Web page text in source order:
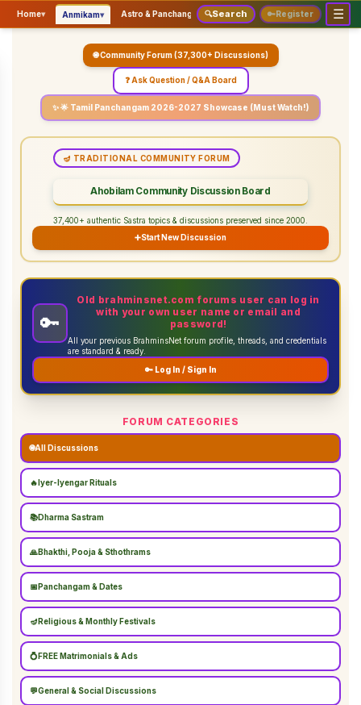
Home▾ Anmikam▾ Astro & Panchangam▾ Vaidhikam & Sastram▾
🔍Search 🔑Register ☰
🌐 Community Forum (37,300+ Discussions)
❓ Ask Question / Q&A Board
✨ 🌟 Tamil Panchangam 2026-2027 Showcase (Must Watch!)
🪔 TRADITIONAL COMMUNITY FORUM
Ahobilam Community Discussion Board
37,400+ authentic Sastra topics & discussions preserved since 2000.
➕Start New Discussion
🔑
Old brahminsnet.com forums user can log in
with your own user name or email and
password!
All your previous BrahminsNet forum profile, threads, and credentials
are standard & ready.
🔑 Log In / Sign In
FORUM CATEGORIES
🌐All Discussions
🔥 Iyer-Iyengar Rituals
📚Dharma Sastram
🙏Bhakthi, Pooja & Sthothrams
📅 Panchangam & Dates
🪔 Religious & Monthly Festivals
💍 FREE Matrimonials & Ads
💬General & Social Discussions